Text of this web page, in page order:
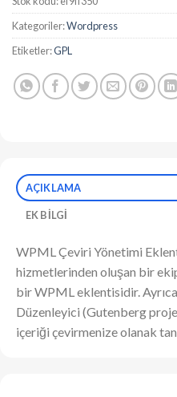
Kategoriler:Wordpress
Etiketler:GPL
AÇIKLAMA
EK BILGI
WPML Çeviri Yönetimi
hizmetlerinden oluşan bir
bir WPML eklentisidir.
Düzenleyici (Gutenberg
içeriği çevirmenize olanak